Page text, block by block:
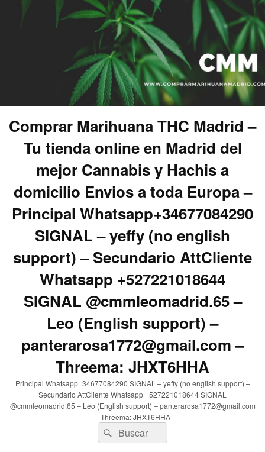
Comprar Marihuana THC Madrid –
Tu tienda online en Madrid del
mejor Cannabis y Hachis a
domicilio Envios a toda Europa –
Principal Whatsapp+34677084290
SIGNAL – yeffy (no english
support) – Secundario AttCliente
Whatsapp +527221018644
SIGNAL @cmmleomadrid.65 –
Leo (English support) –
panterarosa1772@gmail.com –
Threema: JHXT6HHA
Principal Whatsapp+34677084290 SIGNAL – yeffy (no english support) –
Secundario AttCliente Whatsapp +527221018644 SIGNAL
@cmmleomadrid.65 – Leo (English support) – panterarosa1772@gmail.com
– Threema: JHXT6HHA
Buscar
por:
Buscar